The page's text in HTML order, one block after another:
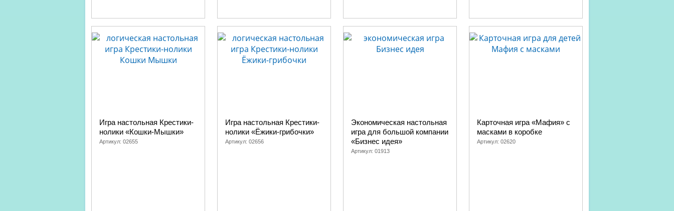
Игра настольная Крестики-
нолики «Кошки-Мышки»
Артикул: 02655
Игра настольная Крестики-
нолики «Ёжики-грибочки»
Артикул: 02656
Экономическая настольная
игра для большой компании
«Бизнес идея»
Артикул: 01913
Карточная игра «Мафия» с
масками в коробке
Артикул: 02620